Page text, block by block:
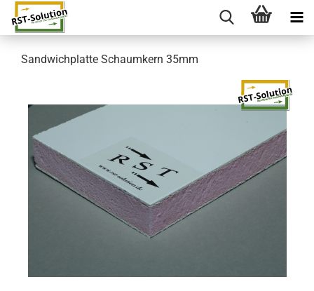
Sandwichplatte Schaumkern 35mm